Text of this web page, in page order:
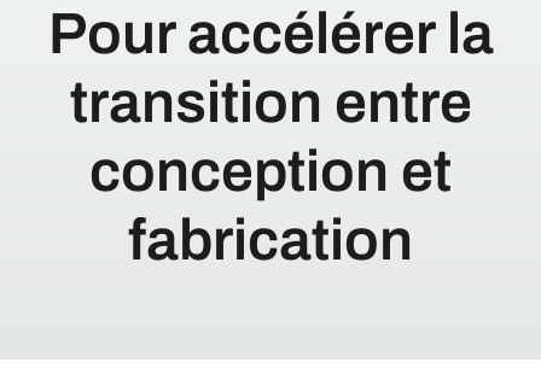
Thèmes
Rubriques
Nous contacter
Pour accélérer la
transition entre
conception et
fabrication